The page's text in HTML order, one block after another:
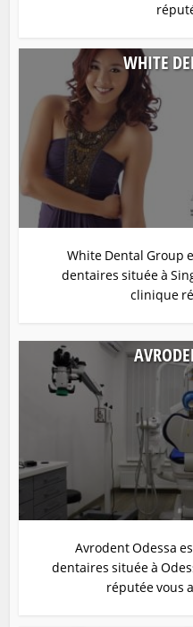
WHITE
White Dental Group
dentaires située à
clinique
Avrodent Odessa
dentaires située à
réputée vous